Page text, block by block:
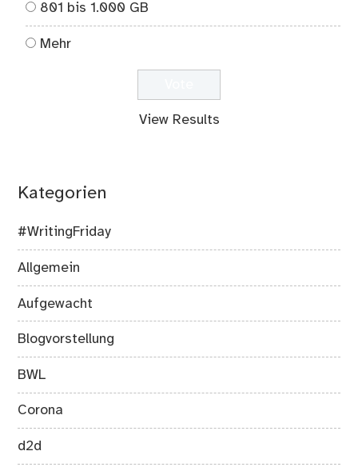
801 bis 1.000 GB
Mehr
View Results
Kategorien
#WritingFriday
Allgemein
Aufgewacht
Blogvorstellung
BWL
Corona
d2d